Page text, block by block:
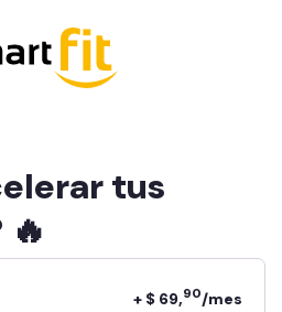
tus
+ $ 69,90/mes